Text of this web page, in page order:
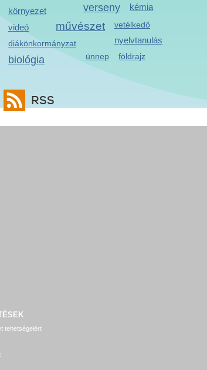
verseny
környezet
művészet
kémia
vetélkedő
videó
nyelvtanulás
diákönkormányzat
ünnep
földrajz
biológia
RSS
tehetségeiért